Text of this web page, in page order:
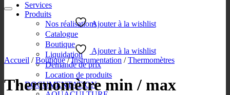
Services
Produits
Nos réalisations
Catalogue
Boutique
Liquidation
Demande de prix
Location de produits
DOCUMENTATION
Ajouter à la wishlist
Ajouter à la wishlist
Accueil / Boutique / Instrumentation / Thermomètres
Thermomètre min / max